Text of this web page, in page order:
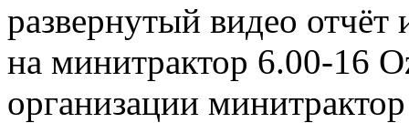
развернутый видео
на минитрактор 6.00-16
организации